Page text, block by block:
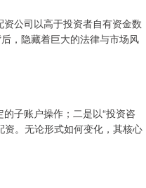
公司以高于投资者自有资金数
，隐藏着巨大的法律与市场风
子账户操作；二是以“投资咨
资。无论形式如何变化，其核心